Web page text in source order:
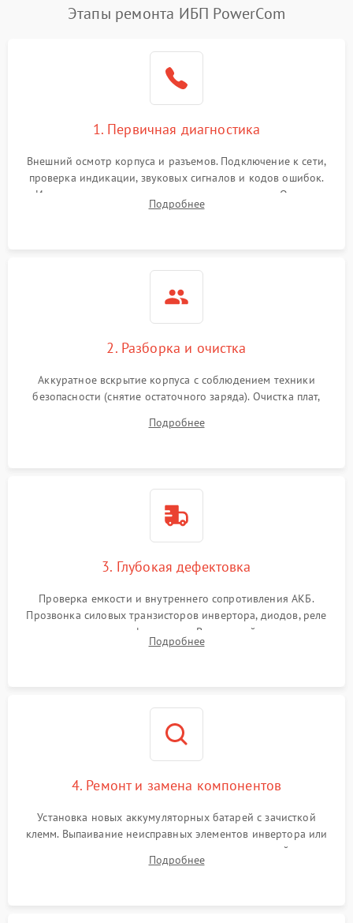
Этапы ремонта ИБП PowerCom
1. Первичная диагностика
Внешний осмотр корпуса и разъемов. Подключение к сети,
проверка индикации, звуковых сигналов и кодов ошибок.
Измерение входного и выходного напряжения. Оценка
реакции ИБП на отключение основного питания без
Подробнее
2. Разборка и очистка
Аккуратное вскрытие корпуса с соблюдением техники
безопасности (снятие остаточного заряда). Очистка плат,
и кистей для предотвращения перегрева и замыканий.
Подробнее
3. Глубокая дефектовка
Проверка емкости и внутреннего сопротивления АКБ.
Прозвонка силовых транзисторов инвертора, диодов, реле
переключения и трансформатора. Визуальный поиск вздутых
конденсаторов и прогаров на печатной плате.
Подробнее
4. Ремонт и замена компонентов
Установка новых аккумуляторных батарей с зачисткой
клемм. Выпаивание неисправных элементов инвертора или
цепи зарядки и монтаж новых радиодеталей.
Восстановление поврежденных токоведущих дорожек и
Подробнее